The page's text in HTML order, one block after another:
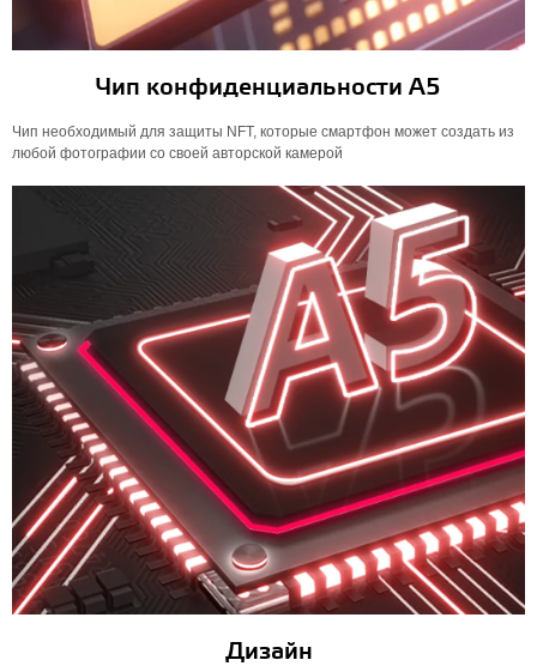
Чип конфиденциальности А5
Чип необходимый для защиты NFT, которые смартфон может создать из
любой фотографии со своей авторской камерой
Дизайн